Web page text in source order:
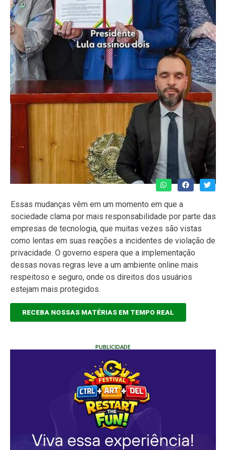
Essas mudanças vêm em um momento em que a
sociedade clama por mais responsabilidade por parte das
empresas de tecnologia, que muitas vezes são vistas
como lentas em suas reações a incidentes de violação de
privacidade. O governo espera que a implementação
dessas novas regras leve a um ambiente online mais
respeitoso e seguro, onde os direitos dos usuários
estejam mais protegidos.
RECEBA NOSSAS MATÉRIAS EM TEMPO REAL
PUBLICIDADE